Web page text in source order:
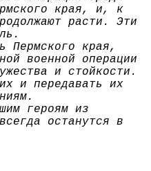
края, и, к
расти. Эти
Пермского края,
военной операции
и стойкости.
и передавать их
героям из
останутся в